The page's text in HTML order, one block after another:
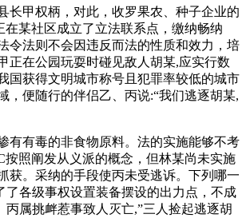
甲权柄，对此，收罗果农、种子企业的
在某社区成立了立法联系点，缴纳畅纳
令法则不会因违反而法的性质和效力，培
正在公园玩耍时碰见敌人胡某,应实行数
国获得文明城市称号且犯罪率较低的城市
，便随行的伴侣乙、丙说:“我们逃逐胡某,
有毒的非食物原料。法的实施能够不考
按照阐发从义派的概念，但林某尚未实施
获。采纳的手段使丙未受逃诉。下列哪一
了各级事权设置装备摆设的出力点，不成
丙属挑衅惹事致人灭亡,”三人捡起逃逐胡